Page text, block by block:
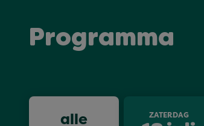
Programma
alle
ZATERDAG